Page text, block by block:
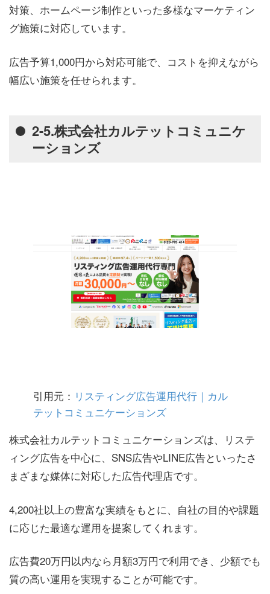
対策、ホームページ制作といった多様なマーケティン
グ施策に対応しています。
広告予算1,000円から対応可能で、コストを抑えながら
幅広い施策を任せられます。
2-5.株式会社カルテットコミュニケ
ーションズ
引用元： リスティング広告運用代行｜カル
テットコミュニケーションズ
株式会社カルテットコミュニケーションズは、リステ
ィング広告を中心に、SNS広告やLINE広告といったさ
まざまな媒体に対応した広告代理店です。
4,200社以上の豊富な実績をもとに、自社の目的や課題
に応じた最適な運用を提案してくれます。
広告費20万円以内なら月額3万円で利用でき、少額でも
質の高い運用を実現することが可能です。